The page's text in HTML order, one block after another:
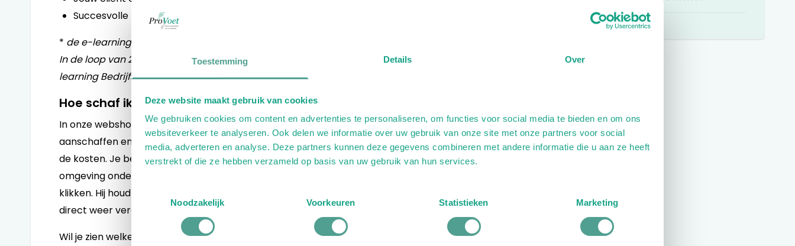
Toestemming Details Over
Deze website maakt gebruik van cookies
We gebruiken cookies om content en advertenties te personaliseren, om functies voor social media te bieden en om ons
websiteverkeer te analyseren. Ook delen we informatie over uw gebruik van onze site met onze partners voor social
media, adverteren en analyse. Deze partners kunnen deze gegevens combineren met andere informatie die u aan ze heeft
verstrekt of die ze hebben verzameld op basis van uw gebruik van hun services.
Noodzakelijk
Voorkeuren Statistieken Marketing
Succesvolle marketing voor de pedicure
* de e-learning Bedrijfshandboek kan vanaf 1 januari 2027 niet meer aangeschaft worden.
In de loop van 2027 verschijnt er een nieuw Bedrijfshandboek en ook een nieuwe e-
learning Bedrijfshandboek.
Hoe schaf ik een e-learning aan?
In onze webshop vind je in de linkerkolom een button 'e-learning'. Hier kun je de e-learnings
aanschaffen en vind je van elk informatie over de inhoud, het aantal accreditatiepunten en
de kosten. Je bestelde e-learning vind je na aanschaf terug in je persoonlijke MijnProVoet-
omgeving onder (Mijn e-learning). Van daaruit kun je beginnen door op ‘start de cursus’ te
klikken. Hij houdt automatisch bij tot waar je gekomen bent zodat je een volgend moment
direct weer verder kunt gaan.
Wil je zien welke e-learningcursussen je al gedaan hebt, ga dan naar PE-online, log in en kijk